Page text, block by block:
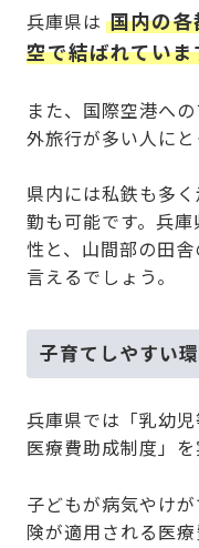
兵庫県は 国内の各
空で結ばれていま
また、国際空港へ
外旅行が多い人にと
県内には私鉄も多
勤も可能です。兵
性と、山間部の田
言えるでしょう。
子育てしやすい
兵庫県では「乳幼
医療費助成制度」を
子どもが病気やけ
険が適用される医